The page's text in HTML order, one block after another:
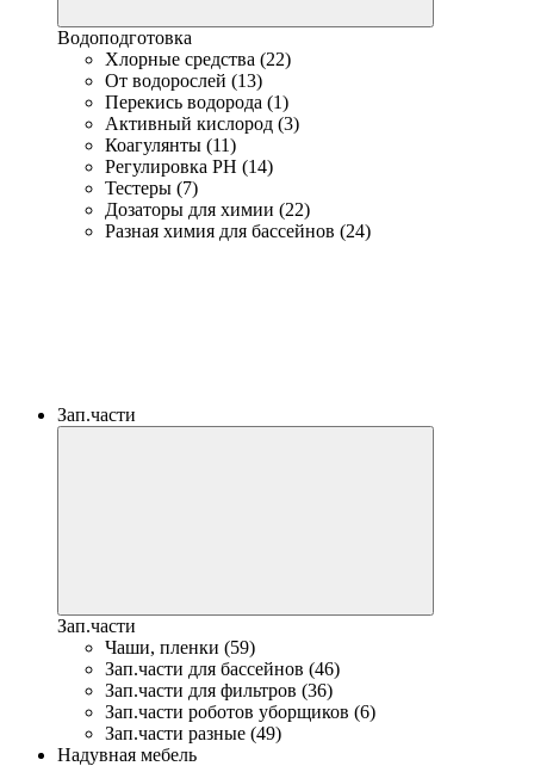
Водоподготовка
Хлорные средства (22)
От водорослей (13)
Перекись водорода (1)
Активный кислород (3)
Коагулянты (11)
Регулировка PH (14)
Тестеры (7)
Дозаторы для химии (22)
Разная химия для бассейнов (24)
Зап.части
Зап.части
Чаши, пленки (59)
Зап.части для бассейнов (46)
Зап.части для фильтров (36)
Зап.части роботов уборщиков (6)
Зап.части разные (49)
Надувная мебель